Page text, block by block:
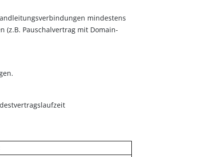
mindestens
(z.B. Pauschalvertrag mit Domain-